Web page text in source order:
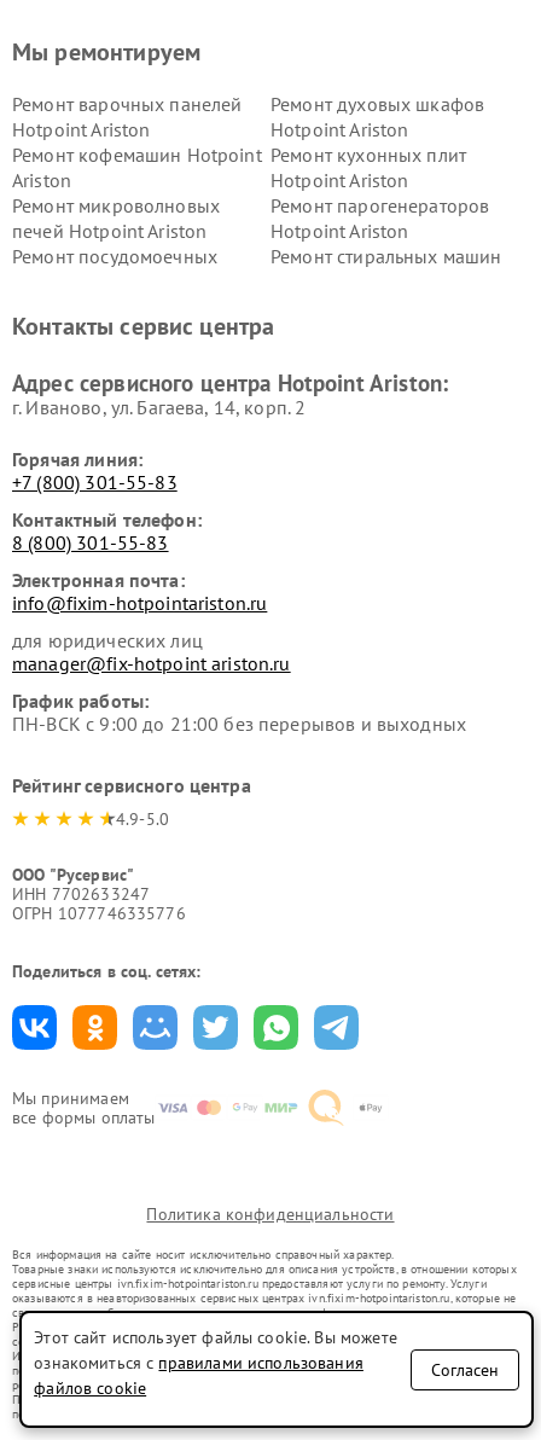
Мы принимаем
все формы оплаты
Мы ремонтируем
Ремонт варочных панелей
Hotpoint Ariston
Ремонт духовых шкафов
Hotpoint Ariston
Ремонт кофемашин Hotpoint
Ariston
Ремонт кухонных плит
Hotpoint Ariston
Ремонт микроволновых
печей Hotpoint Ariston
Ремонт парогенераторов
Hotpoint Ariston
Ремонт посудомоечных
Ремонт стиральных машин
Hotpoint Ariston
Hotpoint Ariston
Ariston
Hotpoint Ariston
Контакты сервис центра
Адрес сервисного центра Hotpoint Ariston:
г. Иваново, ул. Багаева, 14, корп. 2
Горячая линия:
+7 (800) 301-55-83
Контактный телефон:
8 (800) 301-55-83
Электронная почта:
info@fixim-hotpointariston.ru
для юридических лиц
manager@fix-hotpoint ariston.ru
График работы:
ПН-ВСК с 9:00 до 21:00 без перерывов и выходных
Рейтинг сервисного центра
4.9-5.0
ООО "Русервис"
ИНН 7702633247
ОГРН 1077746335776
Поделиться в соц. сетях:
Политика конфиденциальности
Вся информация на сайте носит исключительно справочный характер.
Товарные знаки используются исключительно для описания устройств, в отношении которых
сервисные центры ivn.fixim-hotpointariston.ru предоставляют услуги по ремонту. Услуги
оказываются в неавторизованных сервисных центрах ivn.fixim-hotpointariston.ru, которые не
связаны с правообладателями товарных знаков или их официальными представителями.
Ремонт осуществляется для устройств, уже введенных в гражданский оборот в соответствии
со статьей 1487 ГК РФ.
Использование товарных знаков не преследует цели индивидуализации услуг или введения
потребителей в заблуждение, а служит для информирования о предоставляемых услугах по
ремонту техники указанных брендов.
Представленная на сайте информация не является публичной офертой, определяемой
положениями Статьи 437(2) Гражданского кодекса РФ
Этот сайт использует файлы cookie. Вы можете
ознакомиться с правилами использования
файлов cookie
Согласен